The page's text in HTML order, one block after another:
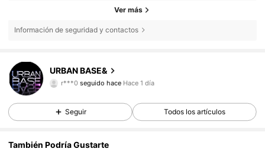
Ver más
Información de seguridad y contactos
URBAN BASE&
4,33
37 Seguidores
4,33 37 Seguidores
4,33 37 Seguidores
Seguir Todos los artículos
También Podría Gustarte